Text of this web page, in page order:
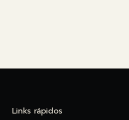
Links rápidos